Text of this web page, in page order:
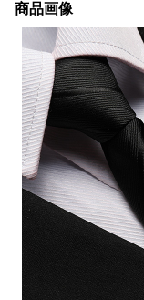
商品画像